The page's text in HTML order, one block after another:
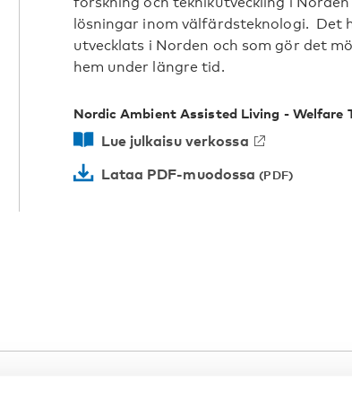
lösningar inom välfärdsteknologi. Det
utvecklats i Norden och som gör det
hem under längre tid.
Nordic Ambient Assisted Living - Welfare
Lue julkaisu verkossa
Lataa PDF-muodossa